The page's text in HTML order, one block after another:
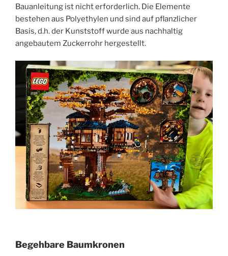
Bauanleitung ist nicht erforderlich. Die Elemente
bestehen aus Polyethylen und sind auf pflanzlicher
Basis, d.h. der Kunststoff wurde aus nachhaltig
angebautem Zuckerrohr hergestellt.
Begehbare Baumkronen